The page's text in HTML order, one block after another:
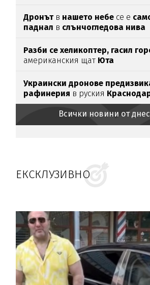
Дронътв нашето небе се е
паднал в слънчогледова нива
Разби се хеликоптер, гасил
американския щат Юта
Украински дронове
рафинерия в руския
Всички новини от
ЕКСКЛУЗИВНО